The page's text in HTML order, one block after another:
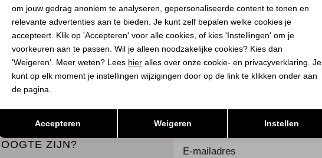
PLAATS IN
WINKELMAND
SELECTEER MAAT
BEKIJK BEKIJK
ZIJN?
om jouw gedrag anoniem te analyseren, gepersonaliseerde content te tonen en
relevante advertenties aan te bieden. Je kunt zelf bepalen welke cookies je
accepteert. Klik op 'Accepteren' voor alle cookies, of kies 'Instellingen' om je
voorkeuren aan te passen. Wil je alleen noodzakelijke cookies? Kies dan
'Weigeren'. Meer weten? Lees hier alles over onze cookie- en privacyverklaring. Je
kunt op elk moment je instellingen wijzigingen door op de link te klikken onder aan
de pagina.
Accepteren Weigeren Instellen